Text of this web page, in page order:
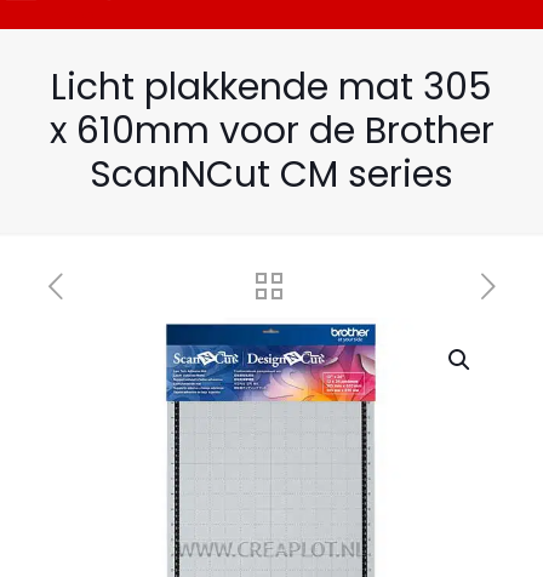
Licht plakkende mat 305
x 610mm voor de Brother
ScanNCut CM series